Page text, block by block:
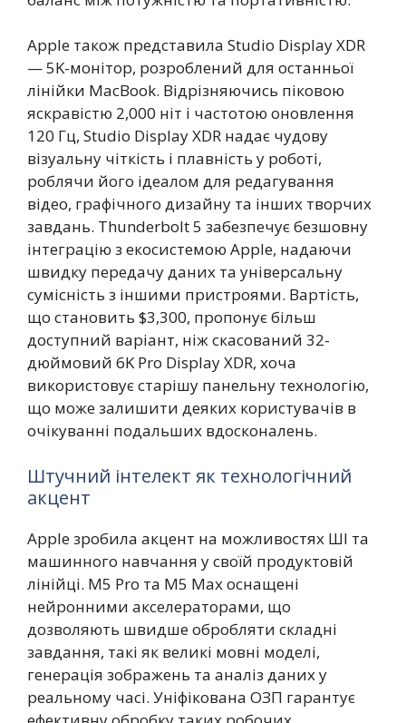
Apple також представила Studio Display XDR
— 5K-монітор, розроблений для останньої
лінійки MacBook. Відрізняючись піковою
яскравістю 2,000 ніт і частотою оновлення
120 Гц, Studio Display XDR надає чудову
візуальну чіткість і плавність у роботі,
роблячи його ідеалом для редагування
відео, графічного дизайну та інших творчих
завдань. Thunderbolt 5 забезпечує безшовну
інтеграцію з екосистемою Apple, надаючи
швидку передачу даних та універсальну
сумісність з іншими пристроями. Вартість,
що становить $3,300, пропонує більш
доступний варіант, ніж скасований 32-
дюймовий 6K Pro Display XDR, хоча
використовує старішу панельну технологію,
що може залишити деяких користувачів в
очікуванні подальших вдосконалень.
Штучний інтелект як технологічний
акцент
Apple зробила акцент на можливостях ШІ та
машинного навчання у своїй продуктовій
лінійці. M5 Pro та M5 Max оснащені
нейронними акселераторами, що
дозволяють швидше обробляти складні
завдання, такі як великі мовні моделі,
генерація зображень та аналіз даних у
реальному часі. Уніфікована ОЗП гарантує